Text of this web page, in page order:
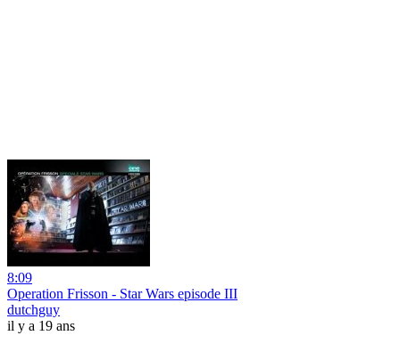
8:09
Operation Frisson - Star Wars episode III
dutchguy
il y a 19 ans